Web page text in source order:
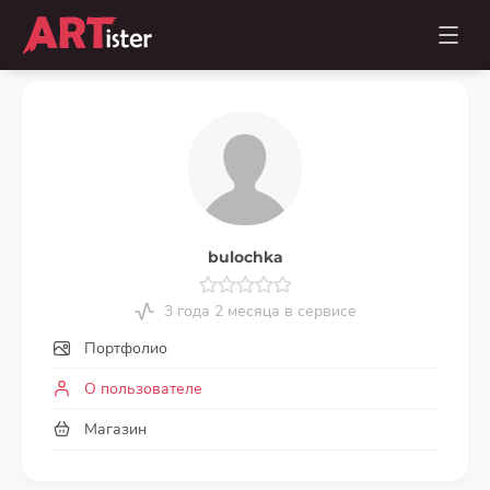
bulochka
3 года 2 месяца в сервисе
Портфолио
О пользователе
Магазин